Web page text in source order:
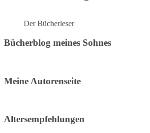
Der Bücherleser
Bücherblog meines Sohnes
Meine Autorenseite
Altersempfehlungen